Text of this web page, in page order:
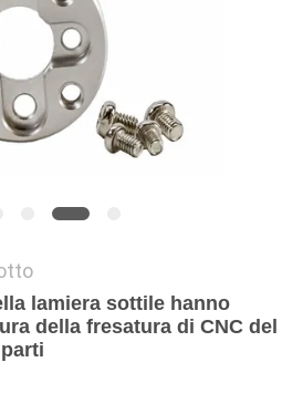
lamiera sottile hanno
della fresatura di CNC del